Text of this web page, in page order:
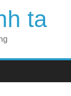
ta